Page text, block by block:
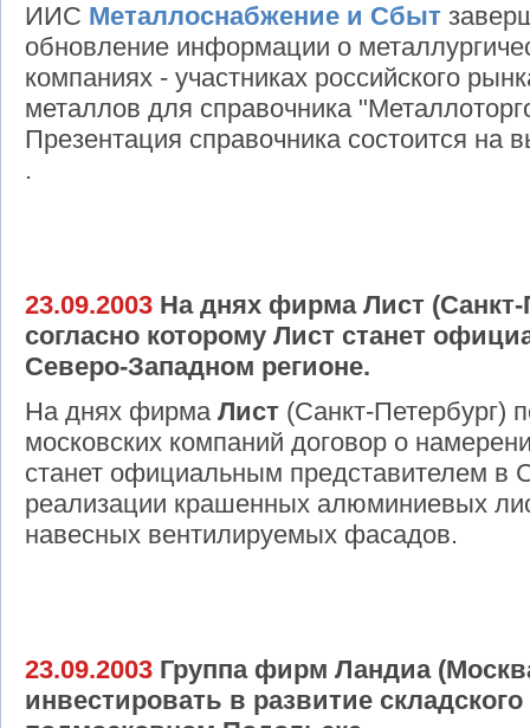
ИИС Металлоснабжение и Сбыт
обновление информации о
компаниях - участниках российского
металлов для справочника
Презентация справочника состоится на
.
23.09.2003 На днях фирма Лист (Санкт-
согласно которому Лист станет
Северо-Западном регионе.
На днях фирма Лист (Санкт-Петербург)
московских компаний договор о
станет официальным представителем в
реализации крашенных алюминиевых
навесных вентилируемых фасадов.
23.09.2003 Группа фирм Ландиа
инвестировать в развитие